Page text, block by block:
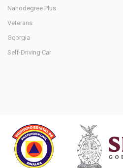
Nanodegree Plus
Veterans
Georgia
Self-Driving Car